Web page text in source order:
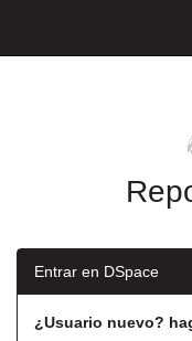
Entrar en DSpace
¿Usuario nuevo?